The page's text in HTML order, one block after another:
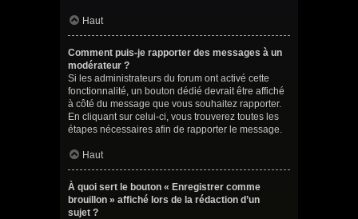
Haut
Comment puis-je rapporter des messages à un
modérateur ?
Si les administrateurs du forum ont activé cette
fonctionnalité, un bouton dédié devrait être affiché
à côté du message que vous souhaitez rapporter.
En cliquant sur celui-ci, vous trouverez toutes les
étapes nécessaires afin de rapporter le message.
Haut
À quoi sert le bouton « Enregistrer comme
brouillon » affiché lors de la rédaction d’un
sujet ?